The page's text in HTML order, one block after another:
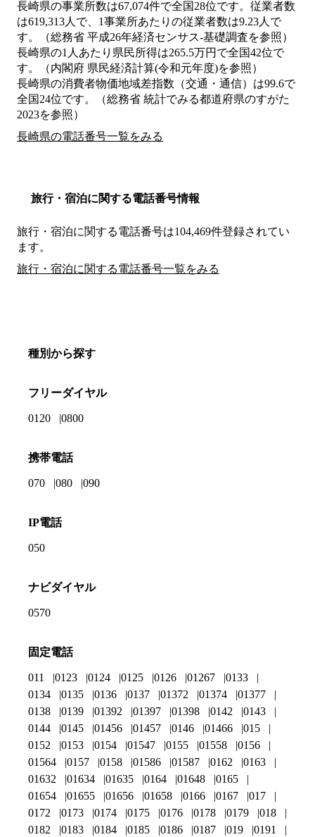
長崎県の事業所数は67,074件で全国28位です。従業者数
は619,313人で、1事業所あたりの従業者数は9.23人で
す。（総務省 平成26年経済センサス‐基礎調査を参照）
長崎県の1人あたり県民所得は265.5万円で全国42位で
す。（内閣府 県民経済計算(令和元年度)を参照）
長崎県の消費者物価地域差指数（交通・通信）は99.6で
全国24位です。（総務省 統計でみる都道府県のすがた
2023を参照）
長崎県の電話番号一覧をみる
旅行・宿泊に関する電話番号情報
旅行・宿泊に関する電話番号は104,469件登録されてい
ます。
旅行・宿泊に関する電話番号一覧をみる
種別から探す
フリーダイヤル
0120 0800
携帯電話
070 080 090
IP電話
050
ナビダイヤル
0570
固定電話
011 0123 0124 0125 0126 01267
0133
0134
0135 0136 0137 01372 01374
01377
0138
0139 01392 01397 01398 0142
0143
0144
0145 01456 01457 0146 01466
015
0152
0153 0154 01547 0155 01558
0156
01564
0157 0158 01586 01587 0162
0163
01632
01634 01635 0164 01648
0165
01654
01655 01656 01658 0166 0167
017
0172
0173 0174 0175 0176 0178 0179
018
0182
0183 0184 0185 0186 0187 019 0191